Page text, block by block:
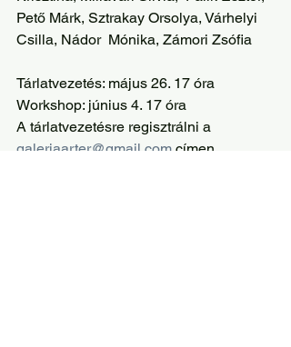
Pető Márk, Sztrakay Orsolya, Várhelyi
Csilla, Nádor  Mónika, Zámori Zsófia
Tárlatvezetés: május 26. 17 óra
Workshop: június 4. 17 óra
A tárlatvezetésre regisztrálni a
galeriaarter@gmail.com címen